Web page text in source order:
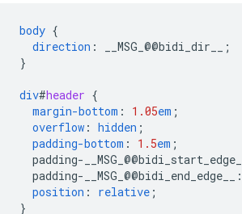
body {
direction : __MSG_ @@bidi_dir__
;
}
div#header {
margin-bottom : 1.05em ;
overflow : hidden ;
padding-bottom : 1.5em ;
padding-__MSG_@@bidi_start_edge__
padding-__MSG_@@bidi_end_edge__ :
position : relative ;
}